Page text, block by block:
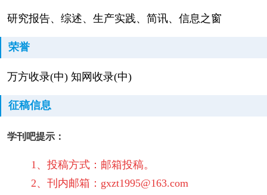
研究报告、综述、生产实践、简讯、信息之窗
荣誉
万方收录(中) 知网收录(中)
征稿信息
学刊吧提示：
1、投稿方式：邮箱投稿。
2、刊内邮箱：gxzt1995@163.com